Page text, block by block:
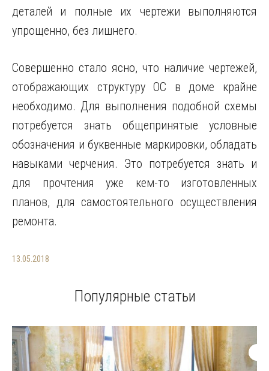
деталей и полные их чертежи выполняются
упрощенно, без лишнего.
Совершенно стало ясно, что наличие чертежей,
отображающих структуру ОС в доме крайне
необходимо. Для выполнения подобной схемы
потребуется знать общепринятые условные
обозначения и буквенные маркировки, обладать
навыками черчения. Это потребуется знать и
для прочтения уже кем-то изготовленных
планов, для самостоятельного осуществления
ремонта.
13.05.2018
Популярные статьи